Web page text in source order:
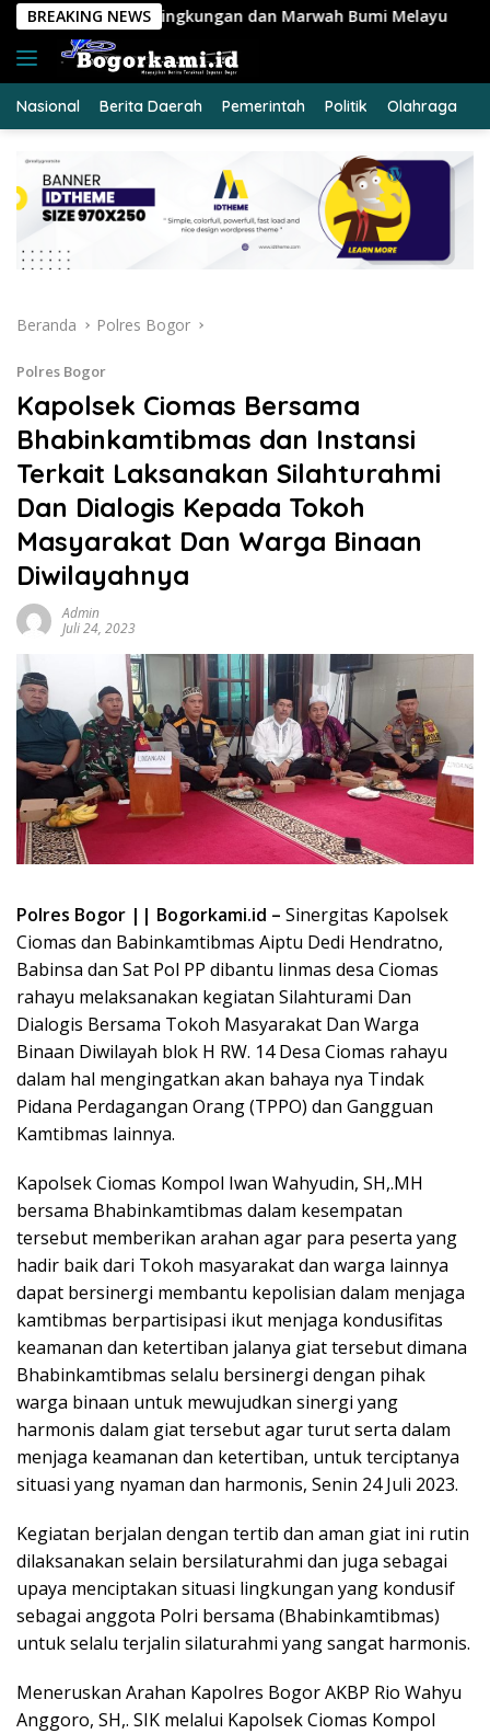
Langsung
konten
BREAKING NEWS
dan Marwah Bumi Melayu KRYD Polres Kuansing
Nasional Berita Daerah Pemerintah Politik Olahraga
Beranda Polres Bogor
Polres Bogor
Kapolsek Ciomas Bersama
Bhabinkamtibmas dan Instansi
Terkait Laksanakan Silahturahmi
Dan Dialogis Kepada Tokoh
Masyarakat Dan Warga Binaan
Diwilayahnya
Admin
Juli 24, 2023
Polres Bogor || Bogorkami.id – Sinergitas Kapolsek
Ciomas dan Babinkamtibmas Aiptu Dedi Hendratno,
Babinsa dan Sat Pol PP dibantu linmas desa Ciomas
rahayu melaksanakan kegiatan Silahturami Dan
Dialogis Bersama Tokoh Masyarakat Dan Warga
Binaan Diwilayah blok H RW. 14 Desa Ciomas rahayu
dalam hal mengingatkan akan bahaya nya Tindak
Pidana Perdagangan Orang (TPPO) dan Gangguan
Kamtibmas lainnya.
Kapolsek Ciomas Kompol Iwan Wahyudin, SH,.MH
bersama Bhabinkamtibmas dalam kesempatan
tersebut memberikan arahan agar para peserta yang
hadir baik dari Tokoh masyarakat dan warga lainnya
dapat bersinergi membantu kepolisian dalam menjaga
kamtibmas berpartisipasi ikut menjaga kondusifitas
keamanan dan ketertiban jalanya giat tersebut dimana
Bhabinkamtibmas selalu bersinergi dengan pihak
warga binaan untuk mewujudkan sinergi yang
harmonis dalam giat tersebut agar turut serta dalam
menjaga keamanan dan ketertiban, untuk terciptanya
situasi yang nyaman dan harmonis, Senin 24 Juli 2023.
Kegiatan berjalan dengan tertib dan aman giat ini rutin
dilaksanakan selain bersilaturahmi dan juga sebagai
upaya menciptakan situasi lingkungan yang kondusif
sebagai anggota Polri bersama (Bhabinkamtibmas)
untuk selalu terjalin silaturahmi yang sangat harmonis.
Meneruskan Arahan Kapolres Bogor AKBP Rio Wahyu
Anggoro, SH,. SIK melalui Kapolsek Ciomas Kompol